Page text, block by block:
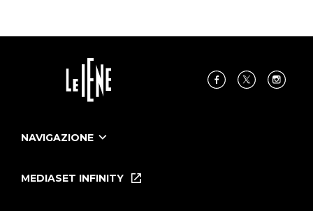
NAVIGAZIONE
Le Iene Presentano Inside
MEDIASET INFINITY